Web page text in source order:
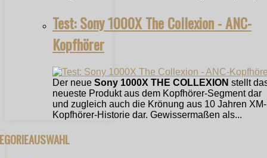
Test: Sony 1000X The Collexion - ANC-
Kopfhörer
Der neue Sony 1000X THE COLLEXION stellt
neueste Produkt aus dem Kopfhörer-Segment dar
und zugleich auch die Krönung aus 10 Jahren XM-
Kopfhörer-Historie dar. Gewissermaßen als...